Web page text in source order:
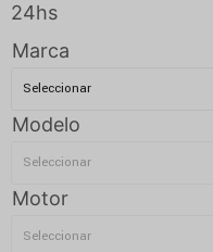
24hs
Marca
Modelo
Motor